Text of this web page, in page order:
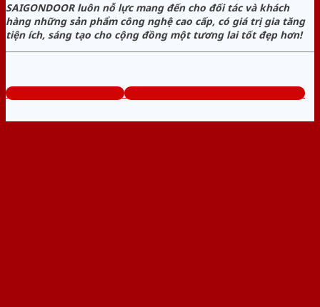
SAIGONDOOR luôn nỗ lực mang đến cho đối tác và khách
hàng những sản phẩm công nghệ cao cấp, có giá trị gia tăng
tiện ích, sáng tạo cho cộng đồng một tương lai tốt đẹp hơn!
www.cuasatcuathep.com Tổng đài tư vấn miễn phí: 0824.400.400